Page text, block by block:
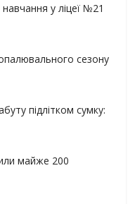
у ліцеї №21
сезону
підлітком сумку:
майже 200